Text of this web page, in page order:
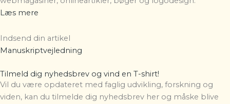
Læs mere
Indsend din artikel
Manuskriptvejledning
Tilmeld dig nyhedsbrev og vind en T-shirt!
Vil du være opdateret med faglig udvikling, forskning og
viden, kan du tilmelde dig nyhedsbrev her og måske blive